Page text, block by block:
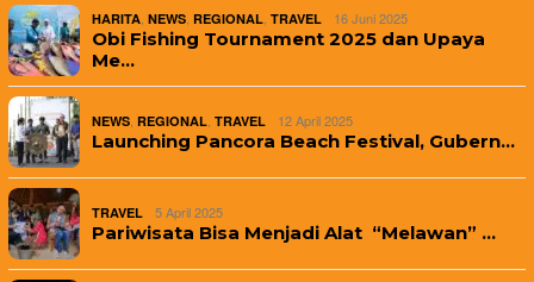
HARITA, NEWS, REGIONAL, TRAVEL 16 Juni 2025
Obi Fishing Tournament 2025 dan Upaya
Me…
NEWS, REGIONAL, TRAVEL 12 April 2025
Launching Pancora Beach Festival, Gubern…
TRAVEL 5 April 2025
Pariwisata Bisa Menjadi Alat “Melawan” …